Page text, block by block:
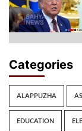
Categories
ALAPPUZHA
EDUCATION